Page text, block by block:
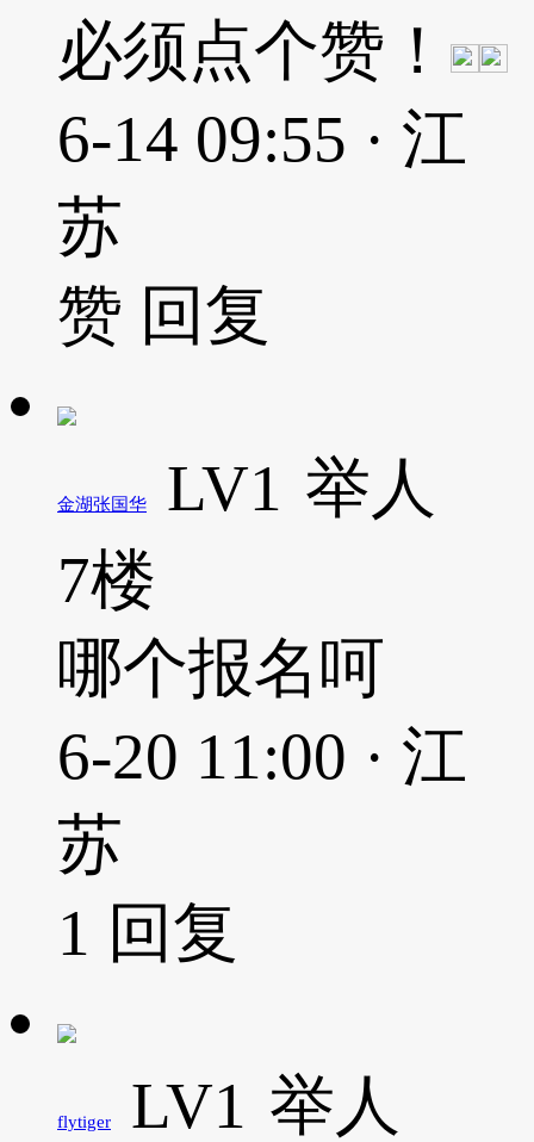
必须点个赞！
6-14 09:55 · 江
苏
赞 回复
金湖张国华 LV1 举人
7楼
哪个报名呵
6-20 11:00 · 江
苏
1 回复
flytiger LV1 举人